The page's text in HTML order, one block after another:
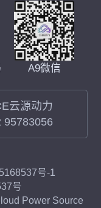
A9微信
云源动力
95783056
号-1
号
Power Source